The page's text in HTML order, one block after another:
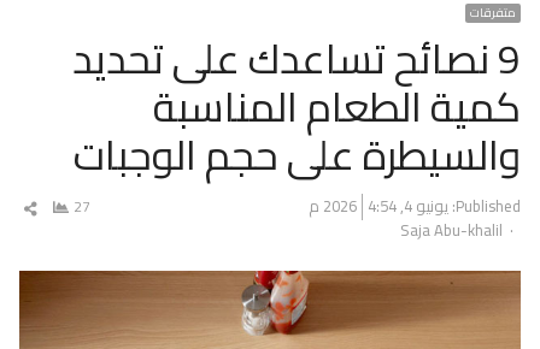
متفرقات
9 نصائح تساعدك على تحديد
كمية الطعام المناسبة
والسيطرة على حجم الوجبات
Published: يونيو 4, 2026 4:54 م
Author
Saja Abu-khalil
27